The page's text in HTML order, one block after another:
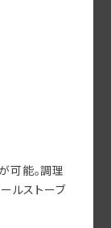
可能。調理
ルストーブ